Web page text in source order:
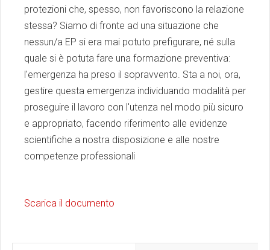
protezioni che, spesso, non favoriscono la relazione
stessa? Siamo di fronte ad una situazione che
nessun/a EP si era mai potuto prefigurare, né sulla
quale si è potuta fare una formazione preventiva:
l'emergenza ha preso il sopravvento. Sta a noi, ora,
gestire questa emergenza individuando modalità per
proseguire il lavoro con l'utenza nel modo più sicuro
e appropriato, facendo riferimento alle evidenze
scientifiche a nostra disposizione e alle nostre
competenze professionali
Scarica il documento